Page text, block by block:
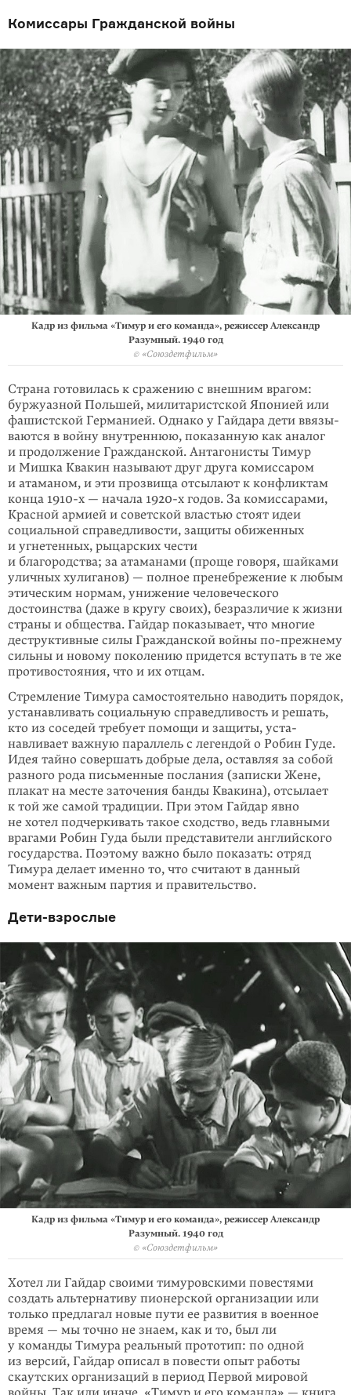
Комиссары Гражданской войны
Кадр из фильма «Тимур и его команда», режиссер Александр
Разумный. 1940 год
© «Союздетфильм»
Страна готовилась к сражению с внешним врагом:
буржуазной Польшей, мили­таристской Японией или
фашистской Германией. Однако у Гайдара дети ввя­зы­
ваются в войну внутреннюю, показанную как аналог
и продолжение Гра­ждан­ской. Анта­гонисты­­­ Тимур
и Мишка Квакин называют друг друга комис­саром
и атаманом, и эти прозвища отсы­лают к конфликтам
конца 1910-х — начала 1920-х годов. За комиссарами,
Красной армией и советской властью стоят идеи
социальной справедли­вости, защиты обиженных
и угнетенных, рыцарских чести
и благородства; за атаманами (проще говоря, шайками
улич­ных хулиганов) — полное пренебрежение к любым
этическим нормам, униже­ние человеческого
достоинства (даже в кругу своих), безразличие к жизни
стра­ны и общества. Гайдар показы­вает, что многие
деструктивные силы Гра­жданской войны по-прежнему
сильны и новому поколению придется вступать в те же
противостояния, что и их отцам.
Стремление Тимура самостоятельно наводить порядок,
устанавливать социаль­ную справедливость и решать,
кто из соседей требует помощи и защиты, уста­
навливает важную параллель с легендой о Робин Гуде.
Идея тайно совершать добрые дела, оставляя за собой
разного рода письменные послания (записки Жене,
плакат на месте заточения банды Квакина), отсылает
к той же самой традиции. При этом Гайдар явно
не хотел подчеркивать такое сходство, ведь главными
врагами Робин Гуда были представители английского
государства. Поэтому важно было показать: отряд
Тимура делает именно то, что считают в данный
момент важным партия и правительство.
Дети-взрослые
Кадр из фильма «Тимур и его команда», режиссер Александр
Разумный. 1940 год
© «Союздетфильм»
Хотел ли Гайдар своими тимуровскими повестями
создать альтернативу пио­нерской организации или
только предлагал новые пути ее развития в воен­ное
время — мы точно не знаем, как и то, был ли
у команды Тимура реальный про­тотип: по одной
из версий, Гайдар описал в повести опыт работы
скаутских организаций в период Первой мировой